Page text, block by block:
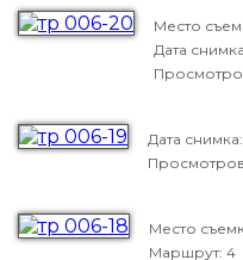
Место
Дата
Дата снимка:
Место
Маршрут: 4